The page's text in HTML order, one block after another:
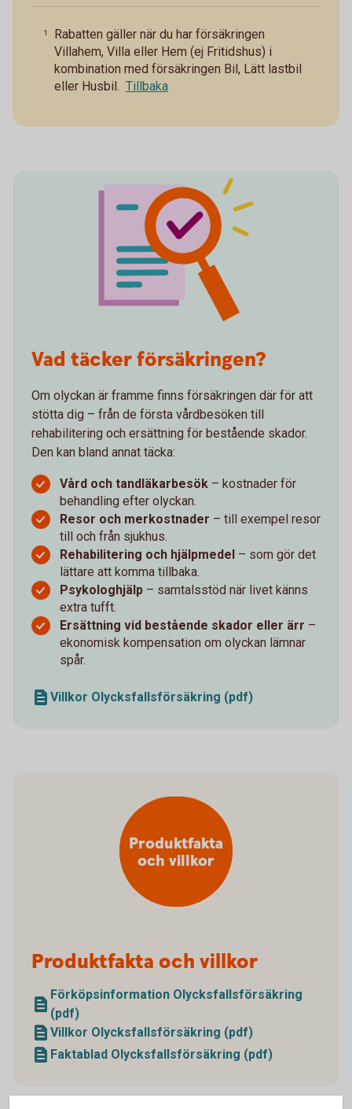
1
Rabatten gäller när du har försäkringen
Villahem, Villa eller Hem (ej Fritidshus) i
kombination med försäkringen Bil, Lätt lastbil
eller Husbil. Tillbaka
Vad täcker försäkringen?
Om olyckan är framme finns försäkringen där för att
stötta dig – från de första vårdbesöken till
rehabilitering och ersättning för bestående skador.
Den kan bland annat täcka:
Vård och tandläkarbesök – kostnader för
behandling efter olyckan.
Resor och merkostnader – till exempel resor
till och från sjukhus.
Rehabilitering och hjälpmedel – som gör det
lättare att komma tillbaka.
Psykologhjälp – samtalsstöd när livet känns
extra tufft.
Ersättning vid bestående skador eller ärr –
ekonomisk kompensation om olyckan lämnar
spår.
Villkor Olycksfallsförsäkring (pdf)
Produktfakta och villkor
Förköpsinformation Olycksfallsförsäkring
(pdf)
Villkor Olycksfallsförsäkring (pdf)
Faktablad Olycksfallsförsäkring (pdf)
Produktfakta
och villkor